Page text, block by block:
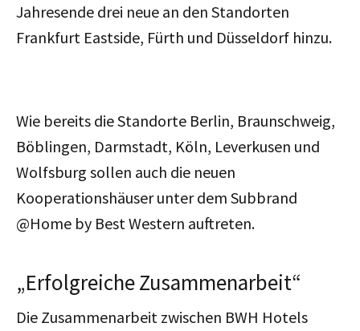
Jahresende drei neue an den Standorten
Frankfurt Eastside, Fürth und Düsseldorf hinzu.
Wie bereits die Standorte Berlin, Braunschweig,
Böblingen, Darmstadt, Köln, Leverkusen und
Wolfsburg sollen auch die neuen
Kooperationshäuser unter dem Subbrand
@Home by Best Western auftreten.
„Erfolgreiche Zusammenarbeit“
Die Zusammenarbeit zwischen BWH Hotels